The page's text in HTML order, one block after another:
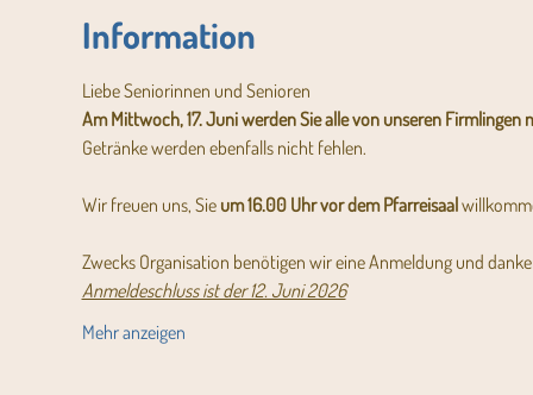
Information
Liebe Seniorinnen und Senioren
Am Mittwoch, 17. Juni werden Sie alle von unseren
Getränke werden ebenfalls nicht fehlen.
Wir freuen uns, Sie um 16.00 Uhr vor dem Pfarreisaal
Zwecks Organisation benötigen wir eine Anmeldung und
Anmeldeschluss ist der 12. Juni 2026
Mehr anzeigen